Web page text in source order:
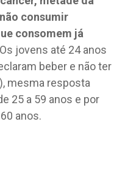
consumir
consomem já
Os jovens até 24 anos
beber e não ter
mesma resposta
25 a 59 anos e por
anos.